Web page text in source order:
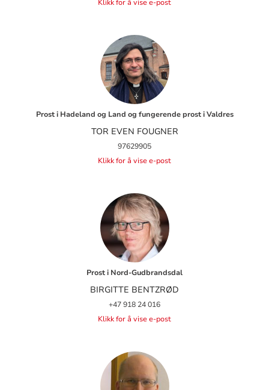
Klikk for å vise e-post
Prost i Hadeland og Land og fungerende prost i Valdres
TOR EVEN FOUGNER
97629905
Klikk for å vise e-post
Prost i Nord-Gudbrandsdal
BIRGITTE BENTZRØD
+47 918 24 016
Klikk for å vise e-post